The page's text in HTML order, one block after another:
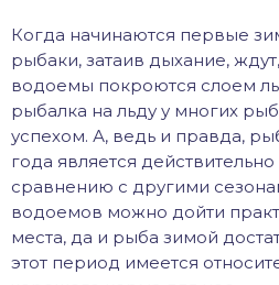
Когда начинаются первые
рыбаки, затаив дыхание,
водоемы покроются слоем
рыбалка на льду у многих
успехом. А, ведь и правда,
года является
сравнению с другими
водоемов можно дойти
места, да и рыба зимой
этот период имеется